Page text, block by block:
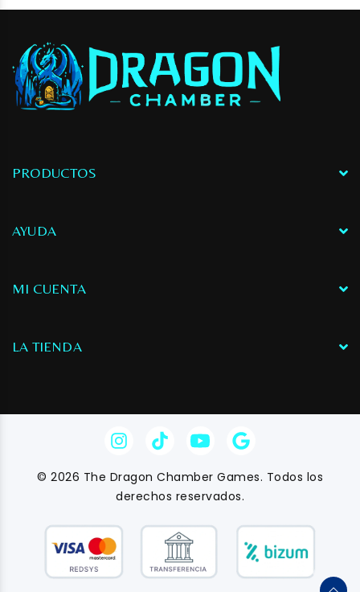
PRODUCTOS
AYUDA
MI CUENTA
LA TIENDA
© 2026 The Dragon Chamber Games. Todos los
derechos reservados.